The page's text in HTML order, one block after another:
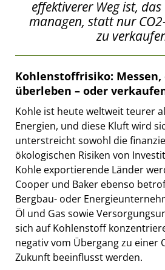
effektiverer Weg ist, das
managen, statt nur
zu
Kohlenstoffrisiko:
überleben – oder
Kohle ist heute weltweit teurer
Energien, und diese Kluft wird
unterstreicht sowohl die
ökologischen Risiken von
Kohle exportierende Länder
Cooper und Baker ebenso
Bergbau- oder
Öl und Gas sowie
sich auf Kohlenstoff
negativ vom Übergang zu einer
Zukunft beeinflusst werden.